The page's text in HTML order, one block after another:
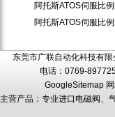
阿托斯ATOS伺服比
阿托斯ATOS伺服比
东莞市广联自动化科技有
电话：0769-
GoogleSitemap
主营产品：专业进口电磁阀、